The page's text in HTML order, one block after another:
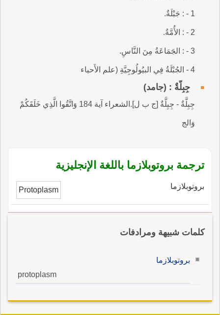
1 - : جَبْلَةٌ.
2 - : الأُمَّةُ.
3 - : الجَمَاعَةُ مِنَ النَّاسِ.
4 - الجُبْلَةُ فِي البيُولُوجِيَّةِ (علم الأَحياء
جِبِلَّةٌ : (جامد)
جِبِلَّةٌ - جِبِلَّةٌ [ج ب ل].الشعراء آية 184 وَاتَّقُوا الَّذِي خَلَقَكُمْ
وَالج
ترجمة بروتوبلازما باللغة الإنجليزية
بروتوبلازما Protoplasm
كلمات شبيهة ومرادفات
بروتوبلازما
protoplasm